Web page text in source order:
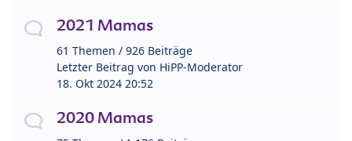
2021 Mamas
61 Themen / 926 Beiträge
Letzter Beitrag von HiPP-Moderator
18. Okt 2024 20:52
2020 Mamas